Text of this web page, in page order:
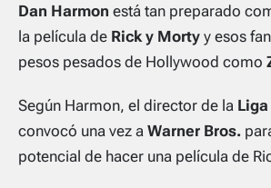
Dan Harmon está tan preparado
la película de Rick y Morty y esos
pesos pesados ​​de Hollywood como
Según Harmon, el director de la
convocó una vez a Warner Bros.
potencial de hacer una película de